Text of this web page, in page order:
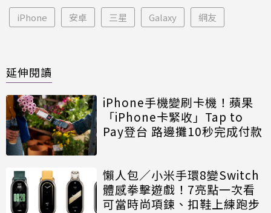
iPhone 安卓 三星 Galaxy 網友
延伸閱讀
iPhone手機變刷卡機！蘋果
「iPhone卡緊收」Tap to
Pay登台 路邊攤10秒完成付款
懶人包／小米手環8變Switch
體感拳擊遊戲！7亮點一次看
可當時尚項鍊、扣鞋上練跑步